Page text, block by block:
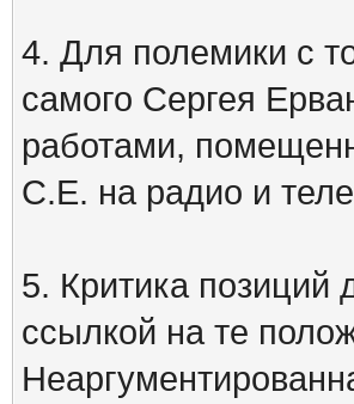
4. Для полемики с
самого Сергея
работами,
С.Е. на радио и
5. Критика позиций
ссылкой на те